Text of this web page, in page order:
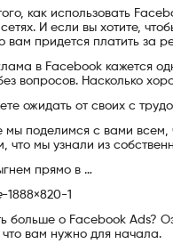
как использовать
И если вы хотите,
вам придется платить за
в Facebook кажется
вопросов. Насколько
ожидать от своих с
мы поделимся с вами
что мы узнали из
прямо в …
-1888×820-1
больше о Facebook Ads?
что вам нужно для начала.